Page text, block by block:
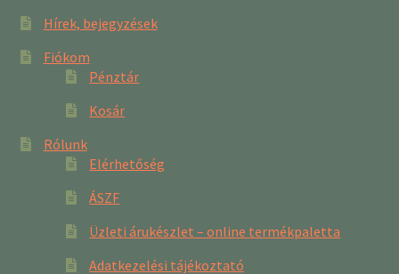
Hírek, bejegyzések
Fiókom
Pénztár
Kosár
Rólunk
Elérhetőség
ÁSZF
Üzleti árukészlet – online termékpaletta
Adatkezelési tájékoztató